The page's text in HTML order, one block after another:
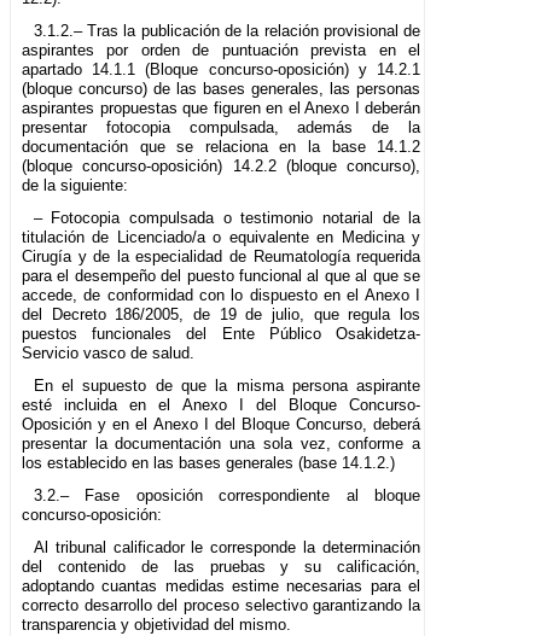
3.1.2.– Tras la publicación de la relación provisional de
aspirantes por orden de puntuación prevista en el
apartado 14.1.1 (Bloque concurso-oposición) y 14.2.1
(bloque concurso) de las bases generales, las personas
aspirantes propuestas que figuren en el Anexo I deberán
presentar fotocopia compulsada, además de la
documentación que se relaciona en la base 14.1.2
(bloque concurso-oposición) 14.2.2 (bloque concurso),
de la siguiente:
– Fotocopia compulsada o testimonio notarial de la
titulación de Licenciado/a o equivalente en Medicina y
Cirugía y de la especialidad de Reumatología requerida
para el desempeño del puesto funcional al que al que se
accede, de conformidad con lo dispuesto en el Anexo I
del Decreto 186/2005, de 19 de julio, que regula los
puestos funcionales del Ente Público Osakidetza-
Servicio vasco de salud.
En el supuesto de que la misma persona aspirante
esté incluida en el Anexo I del Bloque Concurso-
Oposición y en el Anexo I del Bloque Concurso, deberá
presentar la documentación una sola vez, conforme a
los establecido en las bases generales (base 14.1.2.)
3.2.– Fase oposición correspondiente al bloque
concurso-oposición:
Al tribunal calificador le corresponde la determinación
del contenido de las pruebas y su calificación,
adoptando cuantas medidas estime necesarias para el
correcto desarrollo del proceso selectivo garantizando la
transparencia y objetividad del mismo.